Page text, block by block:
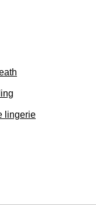
lingerie